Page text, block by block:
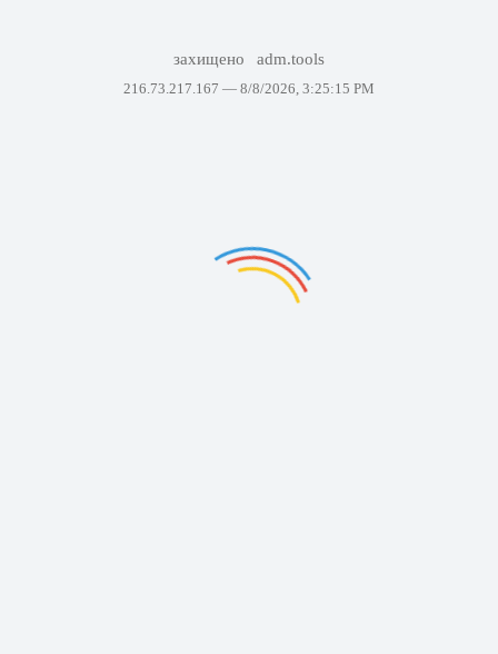
захищено adm.tools
216.73.217.167 — 8/8/2026, 3:25:15 PM